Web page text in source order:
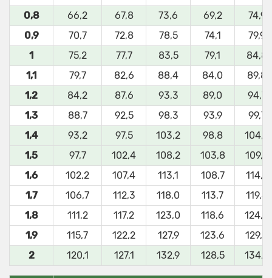
0,8
66,2 67,8 73,6 69,2
74,9
0,9
70,7 72,8 78,5 74,1
79,9
1
75,2 77,7 83,5 79,1
84,8
1,1
79,7 82,6 88,4 84,0
89,8
1,2
84,2 87,6 93,3 89,0
94,7
1,3
88,7 92,5 98,3 93,9
99,7
1,4
93,2 97,5 103,2 98,8
104,6
1,5
97,7 102,4 108,2 103,8
109,5
1,6
102,2 107,4 113,1 108,7
114,5
1,7
106,7 112,3 118,0 113,7
119,4
1,8
111,2 117,2 123,0 118,6
124,4
1,9
115,7 122,2 127,9 123,6
129,3
2
120,1 127,1 132,9 128,5 134,3